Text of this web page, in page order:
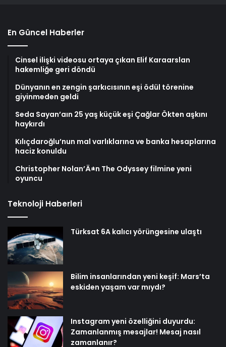
En Güncel Haberler
Cinsel ilişki videosu ortaya çıkan Elif Karaarslan
hakemliğe geri döndü
Dünyanın en zengin şarkıcısının eşi ödül törenine
giyinmeden geldi
Seda Sayan’aın 25 yaş küçük eşi Çağlar Ökten aşkını
haykırdı
Kılıçdaroğlu’nun mal varlıklarına ve banka hesaplarına
haciz konuldu
Christopher Nolan’Ä±n The Odyssey filmine yeni
oyuncu
Teknoloji Haberleri
Türksat 6A kalıcı yörüngesine ulaştı
Bilim insanlarından yeni keşif: Mars’ta
eskiden yaşam var mıydı?
Instagram yeni özelliğini duyurdu:
Zamanlanmış mesajlar! Mesaj nasıl
zamanlanır?